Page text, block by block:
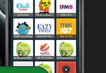
นิทานเรื่องเล่าคลาสสิกที่ถูก
ตีความใหม่ (TH)